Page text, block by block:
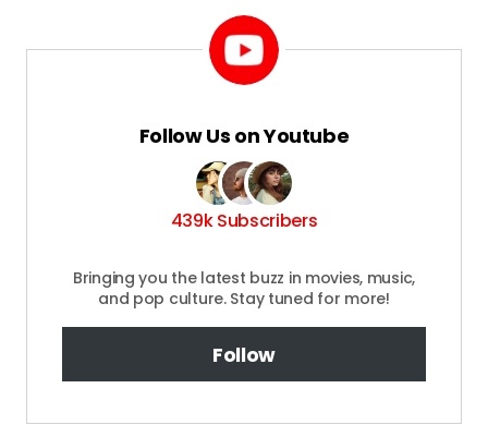
Follow Us on Youtube
439k Subscribers
Bringing you the latest buzz in movies, music,
and pop culture. Stay tuned for more!
Follow